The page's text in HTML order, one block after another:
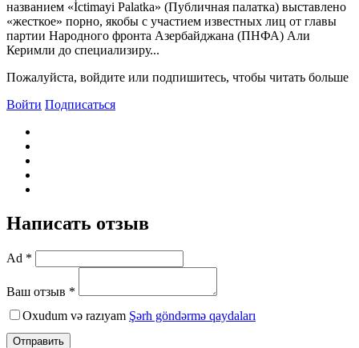
названием «İctimayi Palatka» (Публичная палатка) выставлено
«жесткое» порно, якобы с участием известных лиц от главы
партии Народного фронта Азербайджана (ПНФА) Али
Керимли до специализиру...
Пожалуйста, войдите или подпишитесь, чтобы читать больше
Войти Подписаться
Написать отзыв
Ad *
Ваш отзыв *
Oxudum və razıyam Şərh göndərmə qaydaları
Отправить